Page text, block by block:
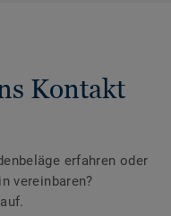
Kontakt
erfahren oder
vereinbaren?